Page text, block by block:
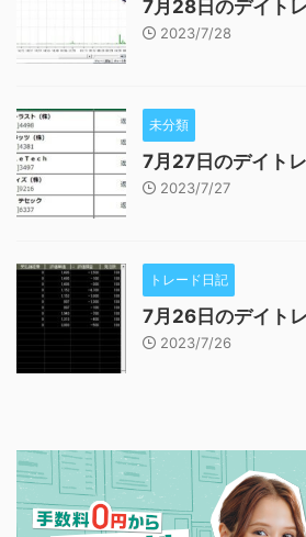
7月28日のデイト
2023/7/28
未分類
7月27日のデイト
2023/7/27
トレード日記
7月26日のデイト
2023/7/26